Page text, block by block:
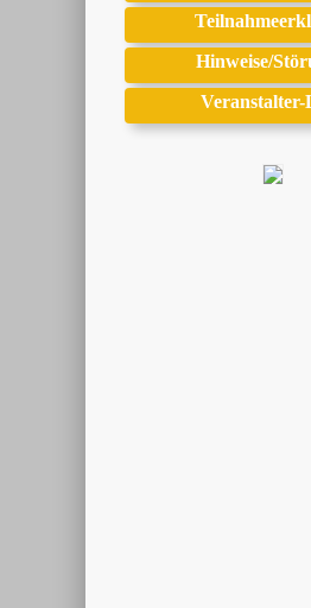
Hinweise/
Veranstalter-